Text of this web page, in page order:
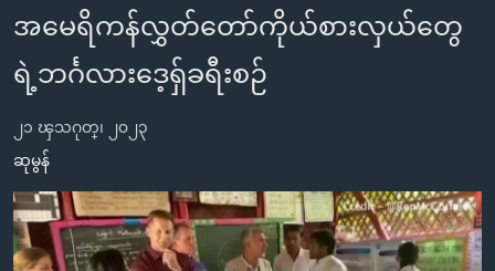
များ
ပင်မ
သို့
ကျော်
ကြည့်
ရန်
ပင်မ
နိုင်ငံတကာ
အမေရိကန်
အစ္စရေး-ပါလက်စတိုင်း
ဗွီဒီယို
သတင်းလွတ်လပ်ခွင့်
ရပ်ဝန်းတခု လမ်းတခု အလွန်
အင်္ဂလိပ်စာလေ့လာမယ်
မကြေးမုံရဲ့ အင်္ဂလိပ်စာ
ရုပ်ရှင်ထဲက အင်္ဂလိပ်စာ
ရေဒီယို
တီဗွီ
ရေဒီယိုနှင့်ရုပ်သံ အချက်အလက်များ
ရေဒီယို/တီဗွီအစီအစဉ်
အမေရိကန်လွှတ်တော်ကိုယ်စားလှယ်တွေ
ရဲ့ဘင်္ဂလားဒေ့ရှ်ခရီးစဉ်
၂၁ ၾသဂုတ္၊ ၂၀၂၃
ဆုမွန်